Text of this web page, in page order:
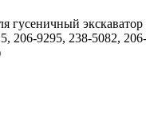
гусеничный
206-9295, 238-5082,